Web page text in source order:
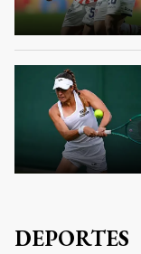
DEPORTES